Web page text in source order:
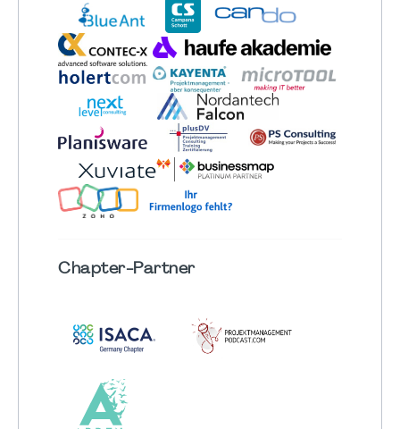
Chapter-Partner